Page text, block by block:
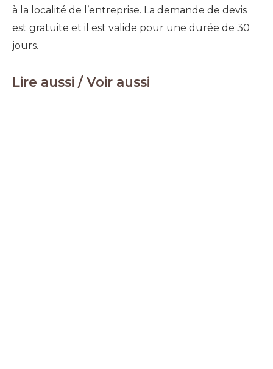
à la localité de l’entreprise. La demande de devis
est gratuite et il est valide pour une durée de 30
jours.
Lire aussi / Voir aussi